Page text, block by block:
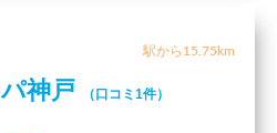
駅から15.75km
神戸 （口コミ1件）